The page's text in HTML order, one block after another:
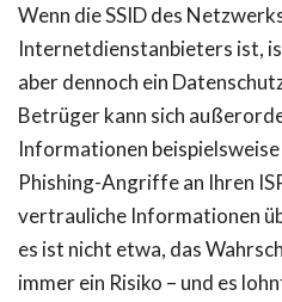
Wenn die SSID des
Internetdienstanbieters ist,
aber dennoch ein
Betrüger kann sich
Informationen
Phishing-Angriffe an Ihren
vertrauliche Informationen
es ist nicht etwa, das
immer ein Risiko – und es